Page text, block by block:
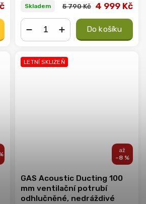
Skladem 5 790 Kč 4 999 Kč
Do košíku
LETNÍ SKLIZEŇ
–8 %
GAS Acoustic Ducting 100
mm ventilační potrubí
odhlučněné, nedráždivé